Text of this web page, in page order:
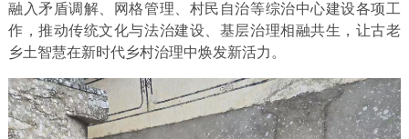
融入矛盾调解、网格管理、村民自治等综治中心建设各项工
作，推动传统文化与法治建设、基层治理相融共生，让古老
乡土智慧在新时代乡村治理中焕发新活力。